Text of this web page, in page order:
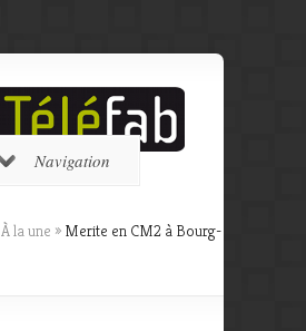
Navigation
À la une » Merite en CM2 à Bourg-